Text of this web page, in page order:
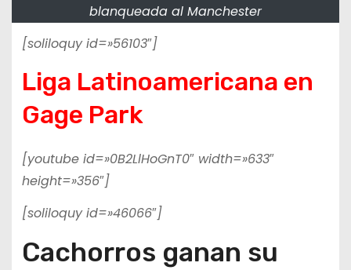
blanqueada al Manchester
[soliloquy id=»56103″]
Liga Latinoamericana en
Gage Park
[youtube id=»0B2LlHoGnT0″ width=»633″
height=»356″]
[soliloquy id=»46066″]
Cachorros ganan su